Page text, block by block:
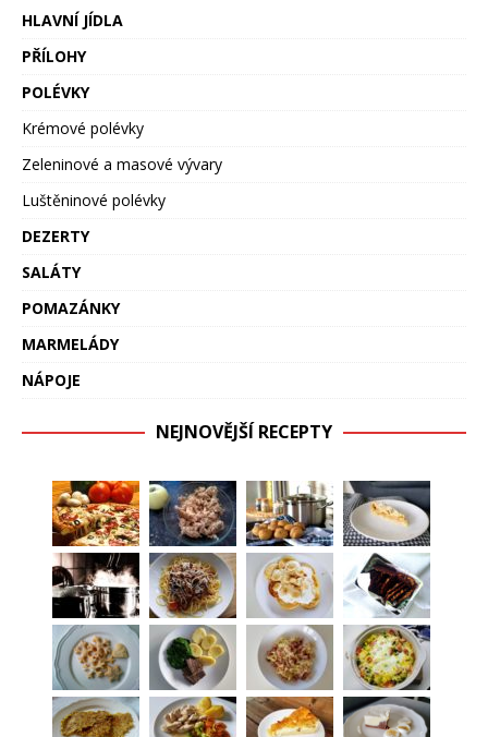
HLAVNÍ JÍDLA
PŘÍLOHY
POLÉVKY
Krémové polévky
Zeleninové a masové vývary
Luštěninové polévky
DEZERTY
SALÁTY
POMAZÁNKY
MARMELÁDY
NÁPOJE
NEJNOVĚJŠÍ RECEPTY